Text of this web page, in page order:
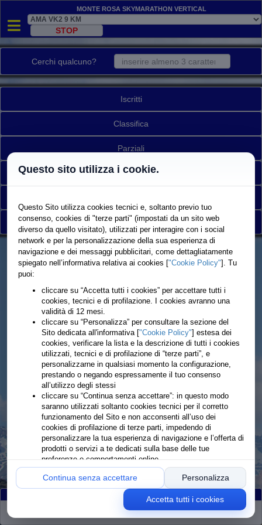
Monte Rosa Skymarathon Vertical
Cerchi qualcuno?
Iscritti
Classifica
Parziali
Mappa/Tracking
Torna a elenco gare
Ritirati:3 Rimanenti:0
Questo sito utilizza i cookie.
Questo Sito utilizza cookies tecnici e, soltanto previo tuo
consenso, cookies di "terze parti" (impostati da un sito web
diverso da quello visitato), utilizzati per interagire con i social
network e per la personalizzazione della sua esperienza di
navigazione e dei messaggi pubblicitari, come dettagliatamente
spiegato nell’informativa relativa ai cookies ["Cookie Policy"]. Tu
puoi:
cliccare su “Accetta tutti i cookies” per accettare tutti i
cookies, tecnici e di profilazione. I cookies avranno una
validità di 12 mesi.
cliccare su “Personalizza” per consultare la sezione del
Sito dedicata all'informativa ["Cookie Policy"] estesa dei
cookies, verificare la lista e la descrizione di tutti i cookies
utilizzati, tecnici e di profilazione di “terze parti”, e
personalizzarne in qualsiasi momento la configurazione,
prestando o negando espressamente il tuo consenso
all’utilizzo degli stessi
cliccare su “Continua senza accettare”: in questo modo
saranno utilizzati soltanto cookies tecnici per il corretto
funzionamento del Sito e non acconsenti all’uso dei
cookies di profilazione di terze parti, impedendo di
personalizzare la tua esperienza di navigazione e l’offerta di
prodotti o servizi a te dedicati sulla base delle tue
preferenze o comportamenti online
Continua senza accettare Personalizza
Accetta tutti i cookies